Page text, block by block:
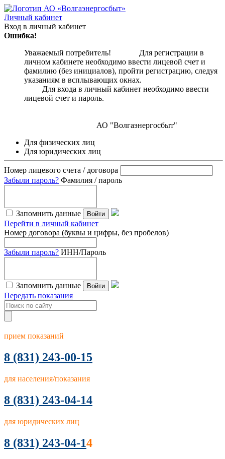
Личный кабинет
Вход в личный кабинет
Ошибка!
Уважаемый потребитель! Для регистрации в
личном кабинете необходимо ввести лицевой счет и
фамилию (без инициалов), пройти регистрацию, следуя
указаниям в всплывающих окнах.
Для входа в личный кабинет необходимо ввести
лицевой счет и пароль.
АО "Волгаэнергосбыт"
Для физических лиц
Для юридических лиц
Номер лицевого счета / договора
Забыли пароль? Фамилия / пароль
Запомнить данные Войти
Перейти в личный кабинет
Номер договора (буквы и цифры, без пробелов)
Забыли пароль? ИНН/Пароль
Запомнить данные Войти
Передать показания
прием показаний
8 (831) 243-00-15
для населения/показания
8 (831) 243-04-14
для юридических лиц
8 (831) 243-04-14